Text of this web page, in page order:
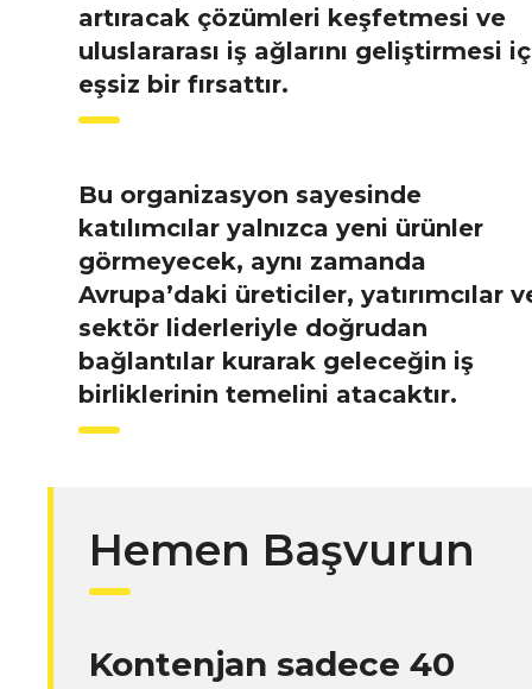
artıracak çözümleri keşfetmesi ve
uluslararası iş ağlarını geliştirmesi
eşsiz bir fırsattır.
Bu organizasyon sayesinde
katılımcılar yalnızca yeni ürünler
görmeyecek, aynı zamanda
Avrupa’daki üreticiler, yatırımcılar
sektör liderleriyle doğrudan
bağlantılar kurarak geleceğin iş
birliklerinin temelini atacaktır.
Hemen Başvurun
Kontenjan sadece 40